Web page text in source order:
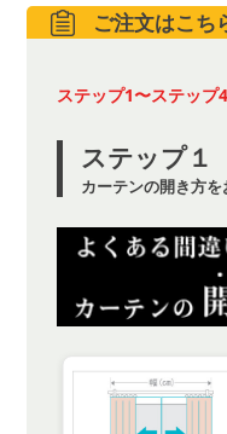
ご注文はこち
ステップ1〜ステップ
ステップ１
カーテンの開き方